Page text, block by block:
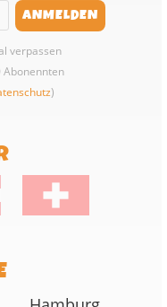
verpassen
Abonennten
)